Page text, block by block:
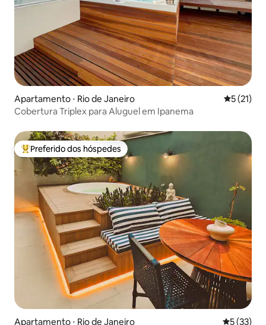
Apartamento ⋅ Rio de Janeiro 5 de uma
5 (21)
Cobertura Triplex para Aluguel em Ipanema
Entre os melhores preferidos dos hóspedes
Preferido dos hóspedes
Apartamento ⋅ Rio de Janeiro 5 de uma
5 (33)